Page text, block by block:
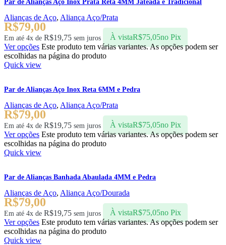
Par de Alianças Aço Inox Prata Reta 4MM Jateada e Tradicional
Alianças de Aço, Aliança Aço/Prata
R$79,00
Em até 4x de R$19,75 sem juros À vistaR$75,05no Pix
Ver opções Este produto tem várias variantes. As opções podem ser
escolhidas na página do produto
Quick view
Par de Alianças Aço Inox Reta 6MM e Pedra
Alianças de Aço, Aliança Aço/Prata
R$79,00
Em até 4x de R$19,75 sem juros À vistaR$75,05no Pix
Ver opções Este produto tem várias variantes. As opções podem ser
escolhidas na página do produto
Quick view
Par de Alianças Banhada Abaulada 4MM e Pedra
Alianças de Aço, Aliança Aço/Dourada
R$79,00
Em até 4x de R$19,75 sem juros À vistaR$75,05no Pix
Ver opções Este produto tem várias variantes. As opções podem ser
escolhidas na página do produto
Quick view